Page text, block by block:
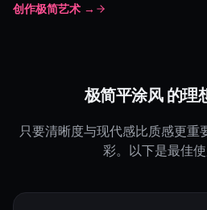
创作极简艺术 →
极简平涂风 的理
只要清晰度与现代感比质感更重
彩。以下是最佳使